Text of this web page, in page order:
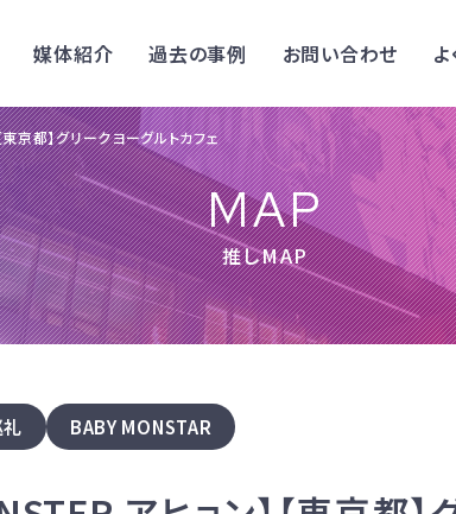
媒体紹介 過去の事例 お問い合わせ
京都】グリークヨーグルトカフェ
MAP
推しMAP
BABY MONSTAR